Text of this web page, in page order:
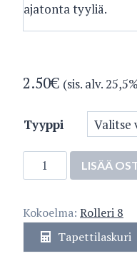
ajatonta tyyliä.
2.50€ (sis. alv.
Tyyppi
5212-
2
LISÄÄ
Kokoelma: Rolleri 8
Tapettilaskuri